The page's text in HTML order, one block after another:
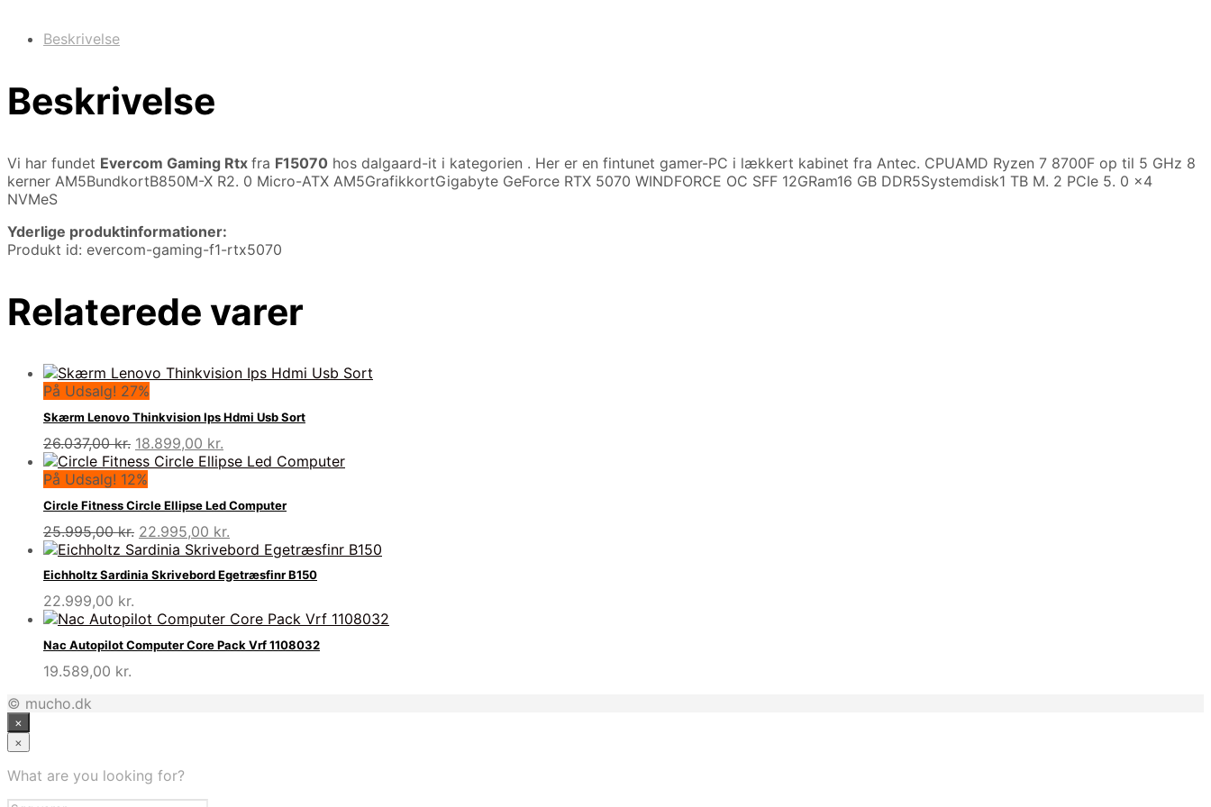
Beskrivelse
Beskrivelse
Vi har fundet Evercom Gaming Rtx fra F15070 hos dalgaard-it i kategorien . Her er en fintunet gamer-PC i lækkert kabinet fra Antec. CPUAMD Ryzen 7 8700F op til 5 GHz 8
kerner AM5BundkortB850M-X R2. 0 Micro-ATX AM5GrafikkortGigabyte GeForce RTX 5070 WINDFORCE OC SFF 12GRam16 GB DDR5Systemdisk1 TB M. 2 PCIe 5. 0 x4
NVMeS
Yderlige produktinformationer:
Produkt id: evercom-gaming-f1-rtx5070
Relaterede varer
På Udsalg! 27%
Skærm Lenovo Thinkvision Ips Hdmi Usb Sort
26.037,00kr. Den
oprindelige
pris
var:
26.037,00 kr..
18.899,00 kr.
aktuelle
er:
18.899,00 kr..
På Udsalg! 12%
Circle Fitness Circle Ellipse Led Computer
25.995,00kr. Den
oprindelige
pris
var:
22.995,00 kr.
aktuelle
er:
Eichholtz Sardinia Skrivebord Egetræsfinr B150
22.999,00 kr.
Nac Autopilot Computer Core Pack Vrf 1108032
19.589,00 kr.
© mucho.dk
×
×
What are you looking for?